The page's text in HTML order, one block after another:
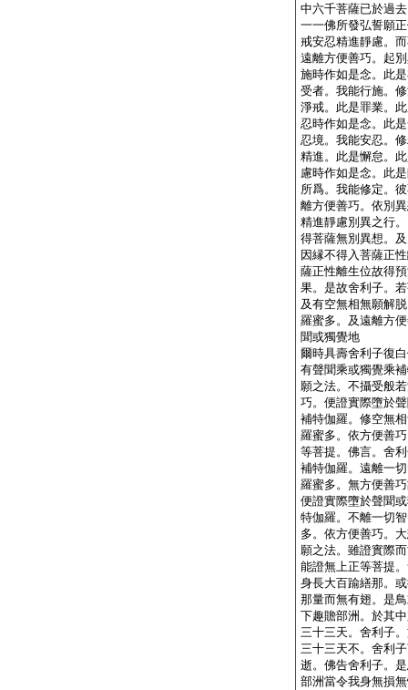
中六千菩薩已於過
一一佛所發弘誓願
戒安忍精進靜慮。
遠離方便善巧。起
施時作如是念。此
受者。我能行施。
淨戒。此是罪業。
忍時作如是念。此
忍境。我能安忍。
精進。此是懈怠。
慮時作如是念。此
所爲。我能修定。
離方便善巧。依別
精進靜慮別異之行
得菩薩無別異想。
因縁不得入菩薩正
薩正性離生位故得
果。是故舍利子。
及有空無相無願解
羅蜜多。及遠離方
聞或獨覺地
爾時具壽舍利子復
有聲聞乘或獨覺乘
願之法。不攝受般
巧。便證實際墮於
補特伽羅。修空無
羅蜜多。依方便善
等菩提。佛言。舍
補特伽羅。遠離一
羅蜜多。無方便善
便證實際墮於聲聞
特伽羅。不離一切
多。依方便善巧。
願之法。雖證實際
能證無上正等菩提
身長大百踰繕那。
那量而無有翅。是
下趣贍部洲。於其
三十三天。舍利子
三十三天不。舍利
逝。佛告舍利子。
部洲當令我身無損